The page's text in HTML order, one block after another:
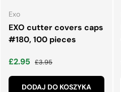
Exo
EXO cutter covers caps
#180, 100 pieces
Cena wyprzedaży
£2.95 Normalna cena
£3.95
DODAJ DO KOSZYKA